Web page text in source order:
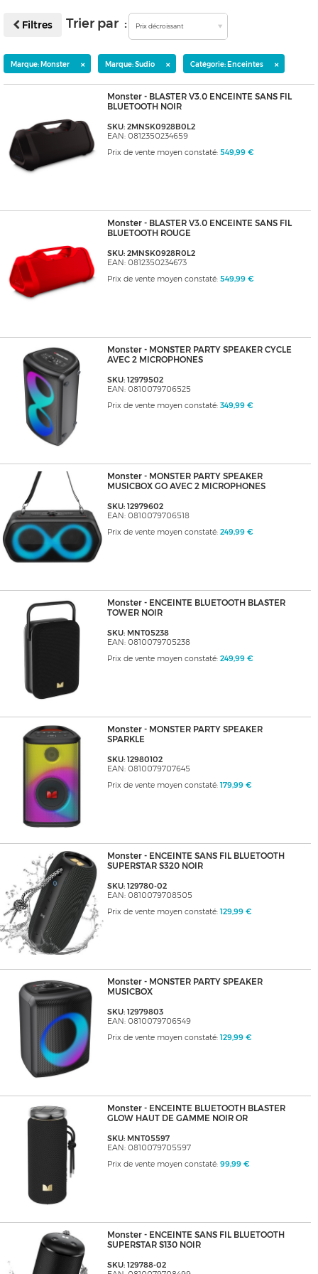
Filtres Trier par : Prix décroissant
Marque: Monster × Marque: Sudio × Catégorie: Enceintes ×
Monster - BLASTER V3.0 ENCEINTE SANS FIL
BLUETOOTH NOIR
SKU: 2MNSK0928B0L2
EAN: 0812350234659
Prix de vente moyen constaté: 549,99 €
Monster - BLASTER V3.0 ENCEINTE SANS FIL
BLUETOOTH ROUGE
SKU: 2MNSK0928R0L2
EAN: 0812350234673
Prix de vente moyen constaté: 549,99 €
Monster - MONSTER PARTY SPEAKER CYCLE
AVEC 2 MICROPHONES
SKU: 12979502
EAN: 0810079706525
Prix de vente moyen constaté: 349,99 €
Monster - MONSTER PARTY SPEAKER
MUSICBOX GO AVEC 2 MICROPHONES
SKU: 12979602
EAN: 0810079706518
Prix de vente moyen constaté: 249,99 €
Monster - ENCEINTE BLUETOOTH BLASTER
TOWER NOIR
SKU: MNT05238
EAN: 0810079705238
Prix de vente moyen constaté: 249,99 €
Monster - MONSTER PARTY SPEAKER
SPARKLE
SKU: 12980102
EAN: 0810079707645
Prix de vente moyen constaté: 179,99 €
Monster - ENCEINTE SANS FIL BLUETOOTH
SUPERSTAR S320 NOIR
SKU: 129780-02
EAN: 0810079708505
Prix de vente moyen constaté: 129,99 €
Monster - MONSTER PARTY SPEAKER
MUSICBOX
SKU: 12979803
EAN: 0810079706549
Prix de vente moyen constaté: 129,99 €
Monster - ENCEINTE BLUETOOTH BLASTER
GLOW HAUT DE GAMME NOIR OR
SKU: MNT05597
EAN: 0810079705597
Prix de vente moyen constaté: 99,99 €
Monster - ENCEINTE SANS FIL BLUETOOTH
SUPERSTAR S130 NOIR
SKU: 129788-02